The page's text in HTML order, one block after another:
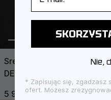
Srebrny wisiorek SECRET
DESIRE (złota wstawka)
5 933PLN 6 592PLN
Nie,
* Zapisując się, zgadzasz
ofert. Możesz